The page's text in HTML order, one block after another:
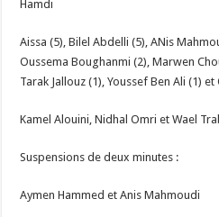
Hamdi
Aissa (5), Bilel Abdelli (5), ANis
Oussema Boughanmi (2), Marwen
Tarak Jallouz (1), Youssef Ben Ali (1) et
Kamel Alouini, Nidhal Omri et Wael
Suspensions de deux minutes :
Aymen Hammed et Anis Mahmoudi